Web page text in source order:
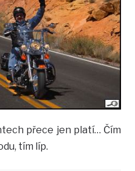
přece jen platí… Čím
tím líp.